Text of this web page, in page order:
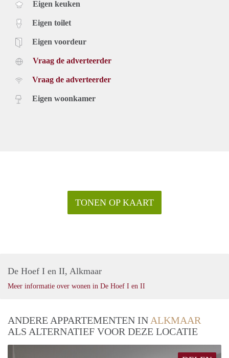
Eigen keuken
Eigen toilet
Eigen voordeur
Vraag de adverteerder
Vraag de adverteerder
Eigen woonkamer
TONEN OP KAART
De Hoef I en II, Alkmaar
Meer informatie over wonen in De Hoef I en II
ANDERE APPARTEMENTEN IN ALKMAAR
ALS ALTERNATIEF VOOR DEZE LOCATIE